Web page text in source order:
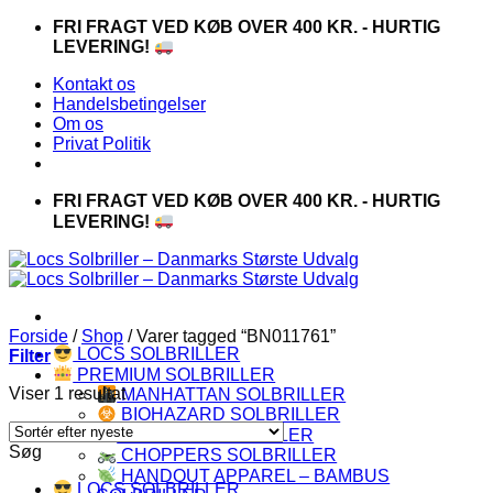
FortsætFRI FRAGT VED KØB OVER 400 KR. - HURTIG
LEVERING!
Kontakt os
Handelsbetingelser
Om os
Privat Politik
FRI FRAGT VED KØB OVER 400 KR. - HURTIG
LEVERING!
LOCS SOLBRILLER
PREMIUM SOLBRILLER
MANHATTAN SOLBRILLER
BIOHAZARD SOLBRILLER
CAPRAIA SOLBRILLER
CHOPPERS SOLBRILLER
HANDOUT APPAREL – BAMBUS
Forside / Shop /Varer tagged “BN011761”
Filter
Viser 1 resultat
Søg